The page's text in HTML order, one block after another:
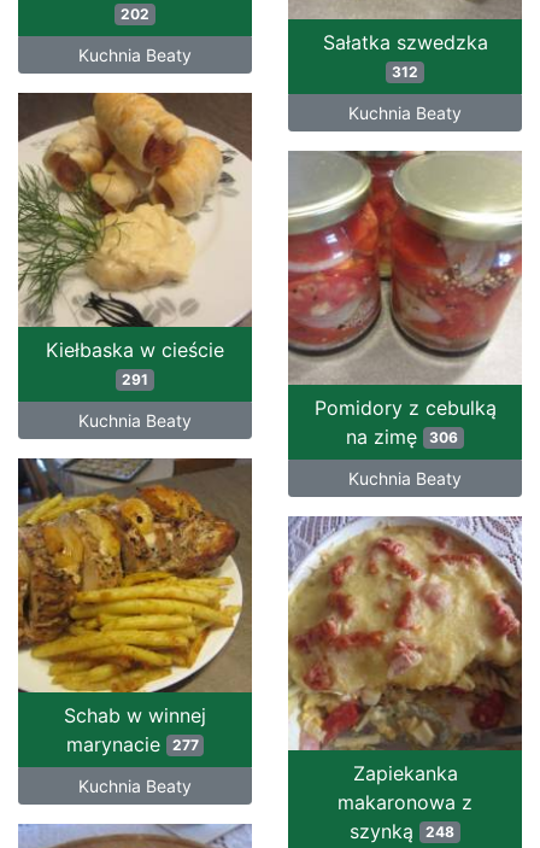
202
Kuchnia Beaty
Sałatka szwedzka
312
Kuchnia Beaty
Kiełbaska w cieście
291
Kuchnia Beaty
Pomidory z cebulką
na zimę 306
Kuchnia Beaty
Schab w winnej
marynacie
277
Kuchnia Beaty
Zapiekanka
makaronowa z
szynką 248